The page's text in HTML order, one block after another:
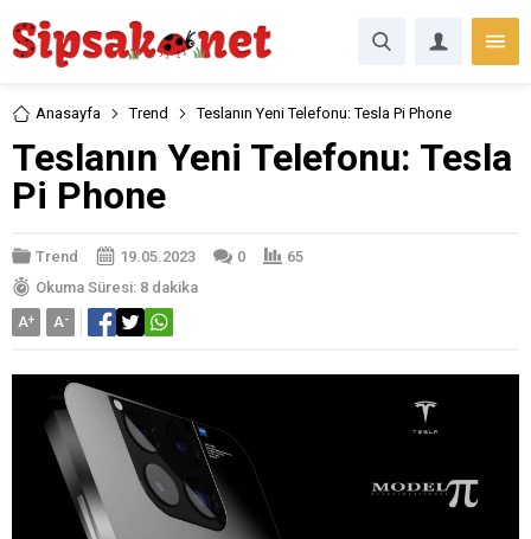
Anasayfa Trend Teslanın Yeni Telefonu: Tesla Pi Phone
Teslanın Yeni Telefonu: Tesla
Pi Phone
Trend 19.05.2023 0
65
Okuma Süresi: 8 dakika
A+ A-